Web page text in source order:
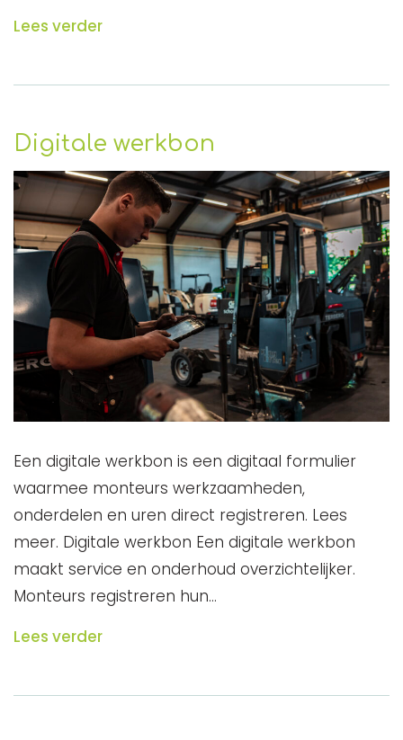
Lees verder
Digitale werkbon
Een digitale werkbon is een digitaal formulier
waarmee monteurs werkzaamheden,
onderdelen en uren direct registreren. Lees
meer. Digitale werkbon Een digitale werkbon
maakt service en onderhoud overzichtelijker.
Monteurs registreren hun…
Lees verder